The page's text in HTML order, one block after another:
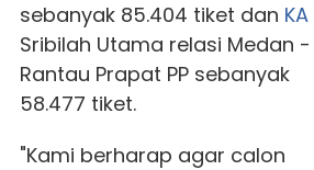
sebanyak 85.404 tiket dan KA
Sribilah Utama relasi Medan -
Rantau Prapat PP sebanyak
58.477 tiket.
"Kami berharap agar calon